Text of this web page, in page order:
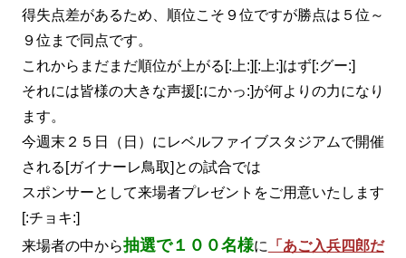
得失点差があるため、順位こそ９位ですが勝点は５位～
９位まで同点です。
これからまだまだ順位が上がる[:上:][:上:]はず[:グー:]
それには皆様の大きな声援[:にかっ:]が何よりの力になり
ます。
今週末２５日（日）にレベルファイブスタジアムで開催
される[ガイナーレ鳥取]との試合では
スポンサーとして来場者プレゼントをご用意いたします
[:チョキ:]
来場者の中から抽選で１００名様に
「あご入兵四郎だ